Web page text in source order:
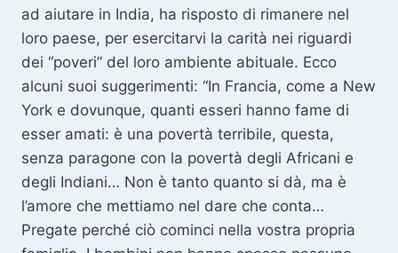
ad aiutare in India, ha risposto di rimanere nel
loro paese, per esercitarvi la carità nei riguardi
dei “poveri” del loro ambiente abituale. Ecco
alcuni suoi suggerimenti: “In Francia, come a New
York e dovunque, quanti esseri hanno fame di
esser amati: è una povertà terribile, questa,
senza paragone con la povertà degli Africani e
degli Indiani… Non è tanto quanto si dà, ma è
l’amore che mettiamo nel dare che conta…
Pregate perché ciò cominci nella vostra propria